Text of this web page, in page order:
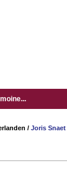
/ Joris Snaet